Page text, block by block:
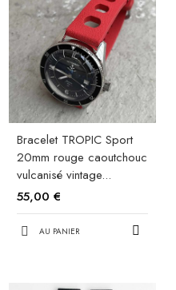
Bracelet TROPIC Sport
20mm rouge caoutchouc
vulcanisé vintage...
55,00 €
AU PANIER